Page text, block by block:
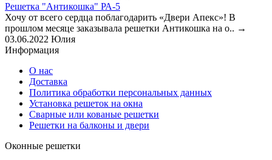
Решетка "Антикошка" РА-5
Хочу от всего сердца поблагодарить «Двери Апекс»! В
прошлом месяце заказывала решетки Антикошка на о.. →
03.06.2022 Юлия
Информация
О нас
Доставка
Политика обработки персональных данных
Установка решеток на окна
Сварные или кованые решетки
Решетки на балконы и двери
Оконные решетки